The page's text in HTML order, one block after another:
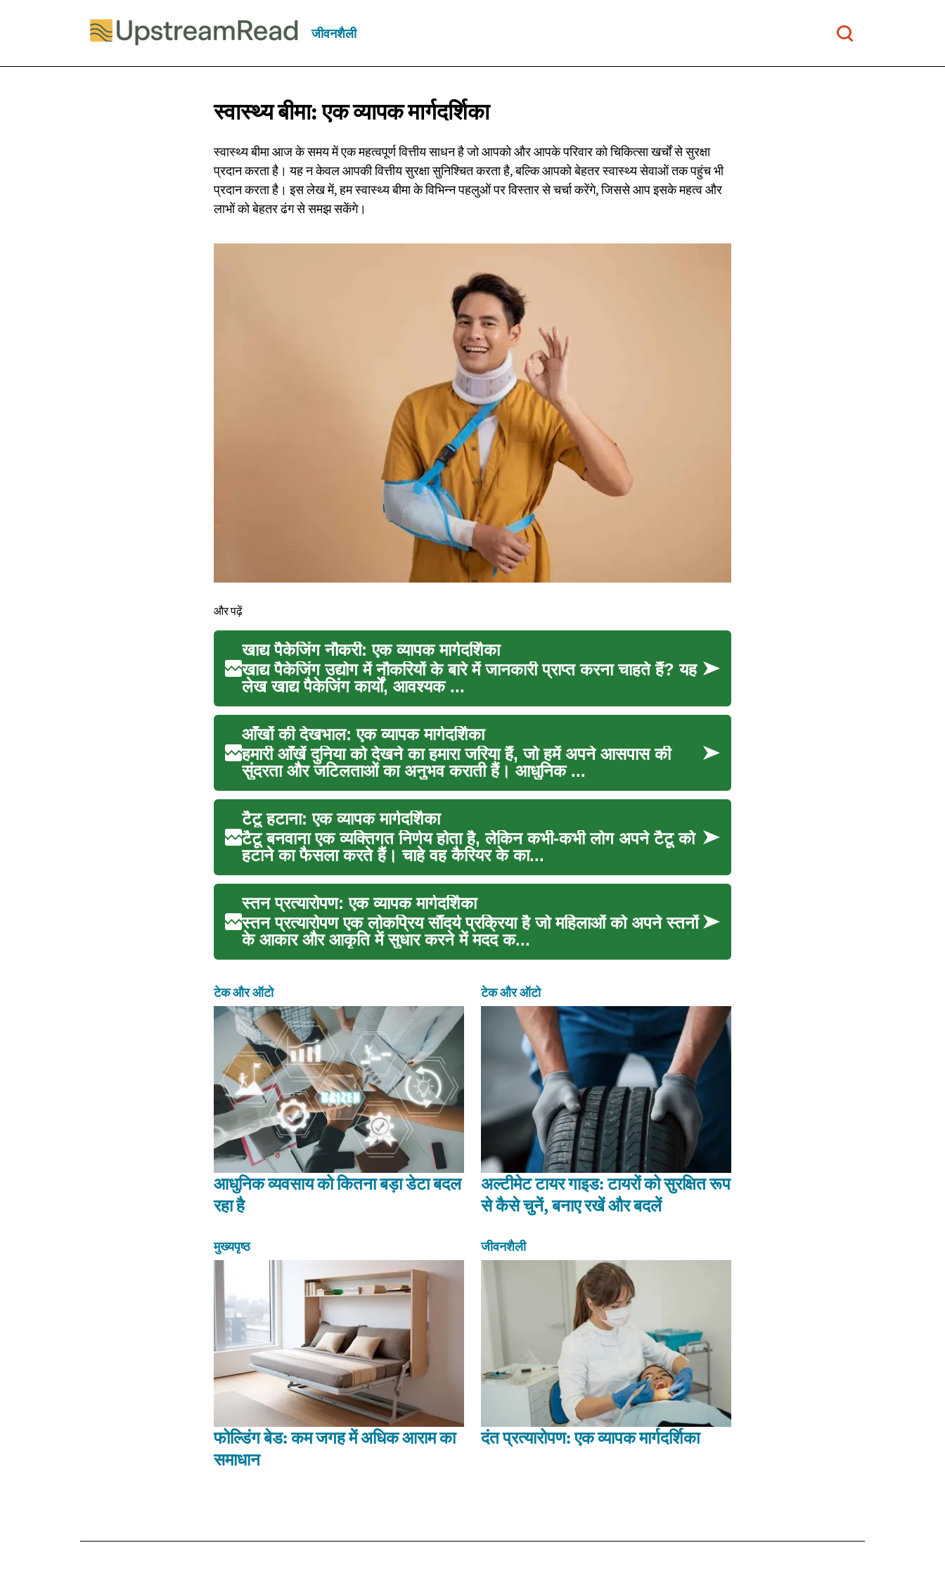
जीवनशैली
स्वास्थ्य बीमा: एकव्यापक मार्गदर्शिका
स्वास्थ्य बीमा आज के समय में एक महत्वपूर्ण वित्तीय साधन है जो आपको और आपके परिवार को चिकित्सा खर्चों से सुरक्षा
प्रदान करता है। यह न केवल आपकी वित्तीय सुरक्षा सुनिश्चित करता है, बल्कि आपको बेहतर स्वास्थ्य सेवाओं तक पहुंच भी
प्रदान करता है। इस लेख में, हम स्वास्थ्य बीमा के विभिन्न पहलुओं पर विस्तार से चर्चा करेंगे, जिससे आप इसके महत्व और
लाभों को बेहतर ढंग से समझ सकेंगे।
और पढ़ें
खाद्य पैकेजिंग नौकरी: एक व्यापक मार्गदर्शिका
खाद्य पैकेजिंग उद्योग में नौकरियों के बारे में जानकारी प्राप्त करना चाहते हैं? यह
लेख खाद्य पैकेजिंग कार्यों, आवश्यक ...
आँखों की देखभाल: एक व्यापक मार्गदर्शिका
हमारी आँखें दुनिया को देखने का हमारा जरिया हैं, जो हमें अपने आसपास की
सुंदरता और जटिलताओं का अनुभव कराती हैं। आधुनिक ...
टैटू हटाना: एक व्यापक मार्गदर्शिका
टैटू बनवाना एक व्यक्तिगत निर्णय होता है, लेकिन कभी-कभी लोग अपने टैटू को
हटाने का फैसला करते हैं। चाहे वह कैरियर के का...
स्तन प्रत्यारोपण: एक व्यापक मार्गदर्शिका
स्तन प्रत्यारोपण एक लोकप्रिय सौंदर्य प्रक्रिया है जो महिलाओं को अपने स्तनों
के आकार और आकृति में सुधार करने में मदद क...
टेक और ऑटो
आधुनिक व्यवसाय को कितना बड़ा डेटा बदल
रहा है
टेक और ऑटो
अल्टीमेट टायर गाइड: टायरों को सुरक्षित रूप
से कैसे चुनें, बनाए रखें और बदलें
मुख्यपृष्ठ
फोल्डिंग बेड: कम जगह में अधिक आराम का
समाधान
जीवनशैली
दंत प्रत्यारोपण: एक व्यापक मार्गदर्शिका